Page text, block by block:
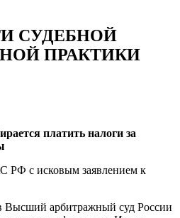
СУДЕБНОЙ
ПРАКТИКИ
платить налоги за
РФ с исковым заявлением к
арбитражный суд России